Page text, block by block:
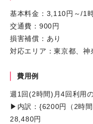
基本料金：3,110円～/1
交通費：900円
損害補償：あり
対応エリア：東京都、
費用例
週1回(2時間)月4回利用の
▶内訳：{6200円（2時
28,480円